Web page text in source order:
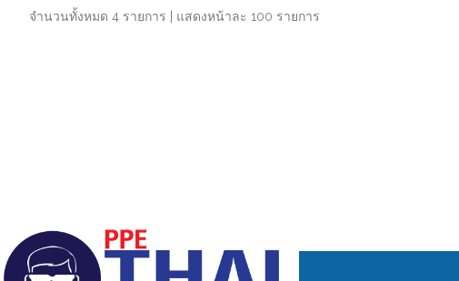
จำนวนทั้งหมด 4 รายการ | แสดงหน้าละ 100 รายการ